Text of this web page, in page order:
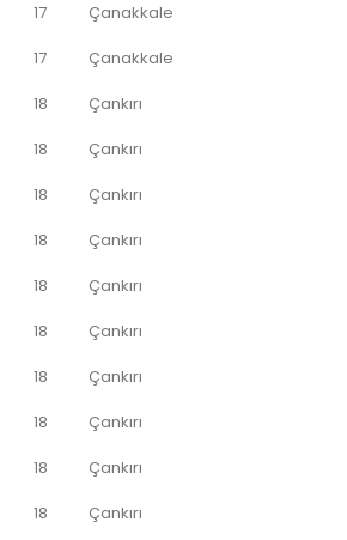
17
Çanakkale
17
Çanakkale
18
Çankırı
18
Çankırı
18
Çankırı
18
Çankırı
18
Çankırı
18
Çankırı
18
Çankırı
18
Çankırı
18
Çankırı
18
Çankırı